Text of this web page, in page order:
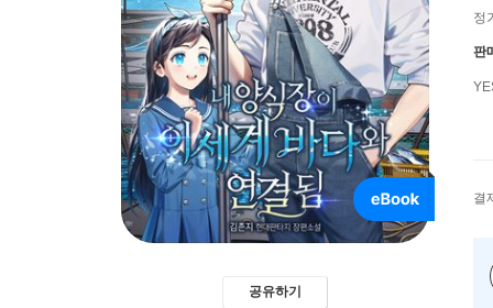
공유하기
정
판
결